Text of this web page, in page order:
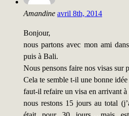
Amandine avril 8th, 2014
Bonjour,
nous partons avec mon ami
puis à Bali.
Nous pensons faire nos visas sur
Cela te semble t-il une bonne idée
faut-il refaire un visa en arrivant
nous restons 15 jours au total